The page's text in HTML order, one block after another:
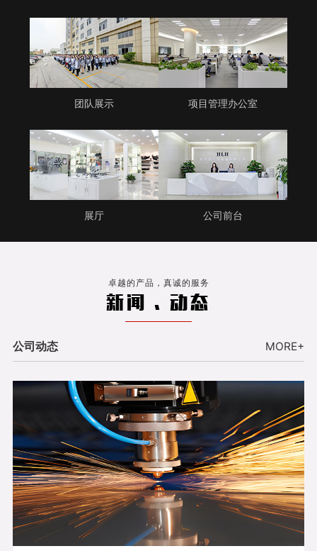
团队展示 项目管理办公室
展厅 公司前台
卓越的产品，真诚的服务
新闻 . 动态
公司动态 MORE+